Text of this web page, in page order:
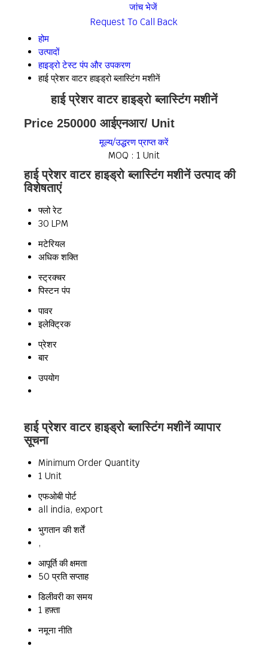
जांच भेजें
Request To Call Back
होम
उत्पादों
हाइड्रो टेस्ट पंप और उपकरण
हाई प्रेशर वाटर हाइड्रो ब्लास्टिंग मशीनें
हाई प्रेशर वाटर हाइड्रो ब्लास्टिंग मशीनें
Price 250000 आईएनआर/ Unit
मूल्य/उद्धरण प्राप्त करें
MOQ : 1 Unit
हाई प्रेशर वाटर हाइड्रो ब्लास्टिंग मशीनें उत्पाद की
विशेषताएं
फ्लो रेट
30 LPM
मटेरियल
अधिक शक्ति
स्ट्रक्चर
पिस्टन पंप
पावर
इलेक्ट्रिक
प्रेशर
बार
उपयोग
हाई प्रेशर वाटर हाइड्रो ब्लास्टिंग मशीनें व्यापार
सूचना
Minimum Order Quantity
1 Unit
एफओबी पोर्ट
all india, export
भुगतान की शर्तें
,
आपूर्ति की क्षमता
50 प्रति सप्ताह
डिलीवरी का समय
1 हफ़्ता
नमूना नीति